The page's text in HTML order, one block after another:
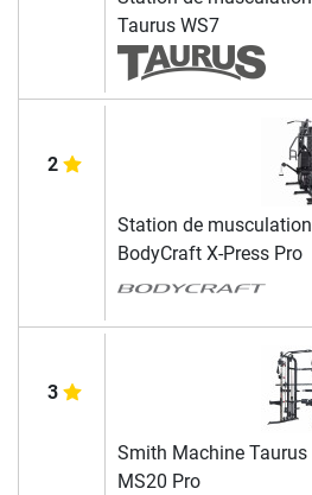
Taurus WS7
2
Station de musculation
BodyCraft X-Press Pro
3
Smith Machine Taurus
MS20 Pro